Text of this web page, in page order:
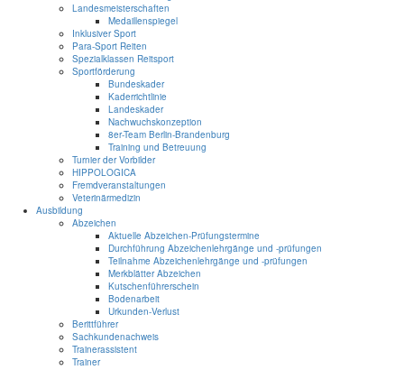
Landesmeisterschaften
Medaillenspiegel
Inklusiver Sport
Para-Sport Reiten
Spezialklassen Reitsport
Sportförderung
Bundeskader
Kaderrichtlinie
Landeskader
Nachwuchskonzeption
8er-Team Berlin-Brandenburg
Training und Betreuung
Turnier der Vorbilder
HIPPOLOGICA
Fremdveranstaltungen
Veterinärmedizin
Ausbildung
Abzeichen
Aktuelle Abzeichen-Prüfungstermine
Durchführung Abzeichenlehrgänge und -prüfungen
Teilnahme Abzeichenlehrgänge und -prüfungen
Merkblätter Abzeichen
Kutschenführerschein
Bodenarbeit
Urkunden-Verlust
Berittführer
Sachkundenachweis
Trainerassistent
Trainer